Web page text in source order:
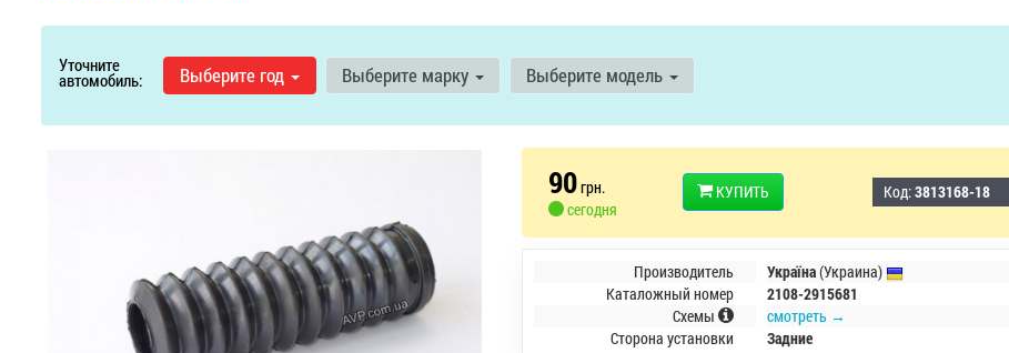
Уточните
автомобиль: Выберите год Выберите марку Выберите модель
90грн.
сегодня
КУПИТЬ Код:3813168-18
Производитель Україна(Украина)
Каталожный номер
2108-2915681
Схемы
смотреть →
Сторона установки
Задние